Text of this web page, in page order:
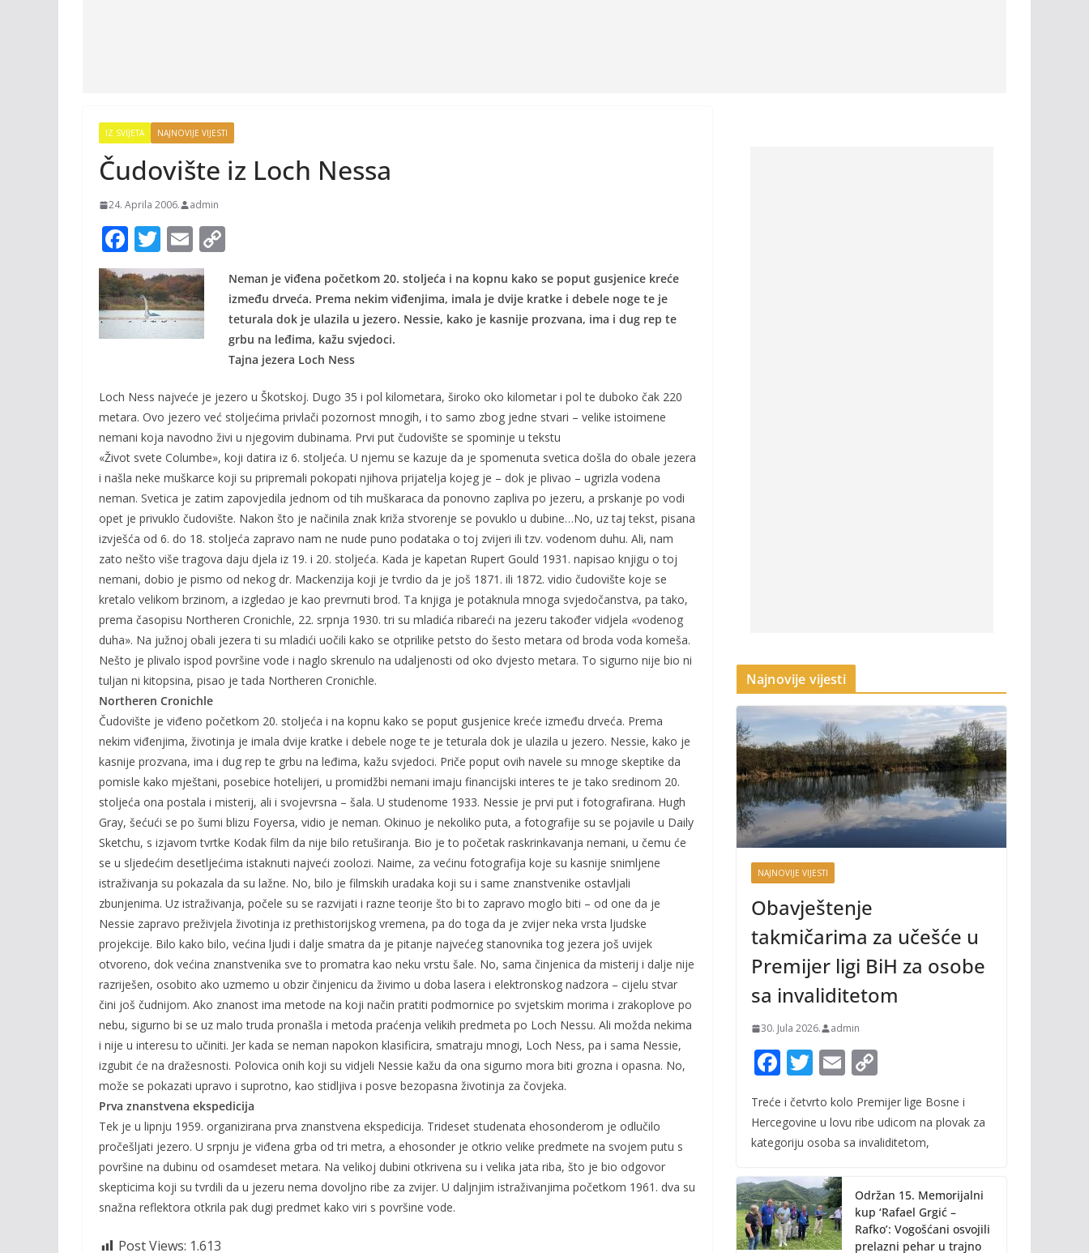
IZ SVIJETA NAJNOVIJE VIJESTI
Čudovište iz Loch Nessa
24. Aprila 2006. admin
F
ac
e
b
o
k
T
w
itt
er
E
m
ai
l
p
y
Li
n
k
Neman je viđena početkom 20. stoljeća i na kopnu kako se poput gusjenice kreće
između drveća. Prema nekim viđenjima, imala je dvije kratke i debele noge te je
teturala dok je ulazila u jezero. Nessie, kako je kasnije prozvana, ima i dug rep te
grbu na leđima, kažu svjedoci.
Tajna jezera Loch Ness
Loch Ness najveće je jezero u Škotskoj. Dugo 35 i pol kilometara, široko oko kilometar i pol te duboko čak 220
metara. Ovo jezero već stoljećima privlači pozornost mnogih, i to samo zbog jedne stvari – velike istoimene
nemani koja navodno živi u njegovim dubinama. Prvi put čudovište se spominje u tekstu
«Život svete Columbe», koji datira iz 6. stoljeća. U njemu se kazuje da je spomenuta svetica došla do obale jezera
i našla neke muškarce koji su pripremali pokopati njihova prijatelja kojeg je – dok je plivao – ugrizla vodena
neman. Svetica je zatim zapovjedila jednom od tih muškaraca da ponovno zapliva po jezeru, a prskanje po vodi
opet je privuklo čudovište. Nakon što je načinila znak križa stvorenje se povuklo u dubine…No, uz taj tekst, pisana
izvješća od 6. do 18. stoljeća zapravo nam ne nude puno podataka o toj zvijeri ili tzv. vodenom duhu. Ali, nam
zato nešto više tragova daju djela iz 19. i 20. stoljeća. Kada je kapetan Rupert Gould 1931. napisao knjigu o toj
nemani, dobio je pismo od nekog dr. Mackenzija koji je tvrdio da je još 1871. ili 1872. vidio čudovište koje se
kretalo velikom brzinom, a izgledao je kao prevrnuti brod. Ta knjiga je potaknula mnoga svjedočanstva, pa tako,
prema časopisu Northeren Cronichle, 22. srpnja 1930. tri su mladića ribareći na jezeru također vidjela «vodenog
duha». Na južnoj obali jezera ti su mladići uočili kako se otprilike petsto do šesto metara od broda voda komeša.
Nešto je plivalo ispod površine vode i naglo skrenulo na udaljenosti od oko dvjesto metara. To sigurno nije bio ni
tuljan ni kitopsina, pisao je tada Northeren Cronichle.
Northeren Cronichle
Čudovište je viđeno početkom 20. stoljeća i na kopnu kako se poput gusjenice kreće između drveća. Prema
nekim viđenjima, životinja je imala dvije kratke i debele noge te je teturala dok je ulazila u jezero. Nessie, kako je
kasnije prozvana, ima i dug rep te grbu na leđima, kažu svjedoci. Priče poput ovih navele su mnoge skeptike da
pomisle kako mještani, posebice hotelijeri, u promidžbi nemani imaju financijski interes te je tako sredinom 20.
stoljeća ona postala i misterij, ali i svojevrsna – šala. U studenome 1933. Nessie je prvi put i fotografirana. Hugh
Gray, šećući se po šumi blizu Foyersa, vidio je neman. Okinuo je nekoliko puta, a fotografije su se pojavile u Daily
Sketchu, s izjavom tvrtke Kodak film da nije bilo retuširanja. Bio je to početak raskrinkavanja nemani, u čemu će
se u sljedećim desetljećima istaknuti najveći zoolozi. Naime, za većinu fotografija koje su kasnije snimljene
istraživanja su pokazala da su lažne. No, bilo je filmskih uradaka koji su i same znanstvenike ostavljali
zbunjenima. Uz istraživanja, počele su se razvijati i razne teorije što bi to zapravo moglo biti – od one da je
Nessie zapravo preživjela životinja iz prethistorijskog vremena, pa do toga da je zvijer neka vrsta ljudske
projekcije. Bilo kako bilo, većina ljudi i dalje smatra da je pitanje najvećeg stanovnika tog jezera još uvijek
otvoreno, dok većina znanstvenika sve to promatra kao neku vrstu šale. No, sama činjenica da misterij i dalje nije
razriješen, osobito ako uzmemo u obzir činjenicu da živimo u doba lasera i elektronskog nadzora – cijelu stvar
čini još čudnijom. Ako znanost ima metode na koji način pratiti podmornice po svjetskim morima i zrakoplove po
nebu, sigurno bi se uz malo truda pronašla i metoda praćenja velikih predmeta po Loch Nessu. Ali možda nekima
i nije u interesu to učiniti. Jer kada se neman napokon klasificira, smatraju mnogi, Loch Ness, pa i sama Nessie,
izgubit će na dražesnosti. Polovica onih koji su vidjeli Nessie kažu da ona sigurno mora biti grozna i opasna. No,
može se pokazati upravo i suprotno, kao stidljiva i posve bezopasna životinja za čovjeka.
Prva znanstvena ekspedicija
Tek je u lipnju 1959. organizirana prva znanstvena ekspedicija. Trideset studenata ehosonderom je odlučilo
pročešljati jezero. U srpnju je viđena grba od tri metra, a ehosonder je otkrio velike predmete na svojem putu s
površine na dubinu od osamdeset metara. Na velikoj dubini otkrivena su i velika jata riba, što je bio odgovor
skepticima koji su tvrdili da u jezeru nema dovoljno ribe za zvijer. U daljnjim istraživanjima početkom 1961. dva su
snažna reflektora otkrila pak dugi predmet kako viri s površine vode.
Post Views: 1.613
Najnovije vijesti
NAJNOVIJE VIJESTI
Obavještenje
takmičarima za učešće u
Premijer ligi BiH za osobe
sa invaliditetom
30. Jula 2026. admin
F
ac
e
b
o
k
T
w
itt
er
E
ai
l
p
y
n
k
Treće i četvrto kolo Premijer lige Bosne i
Hercegovine u lovu ribe udicom na plovak za
kategoriju osoba sa invaliditetom,
Održan 15. Memorijalni
kup ‘Rafael Grgić –
Rafko’: Vogošćani osvojili
prelazni pehar u trajno